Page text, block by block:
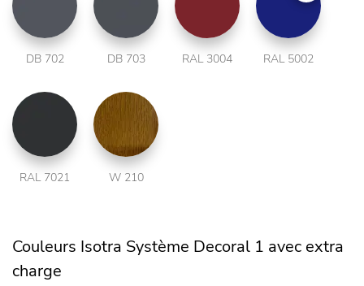
DB 702 DB 703 RAL 3004 RAL 5002
RAL 7021 W 210
Couleurs Isotra Système Decoral 1 avec extra
charge